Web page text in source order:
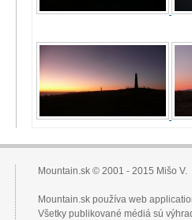
Mountain.sk © 2001 - 2015 Mišo V.
Mountain.sk používa web
Všetky publikované médiá sú